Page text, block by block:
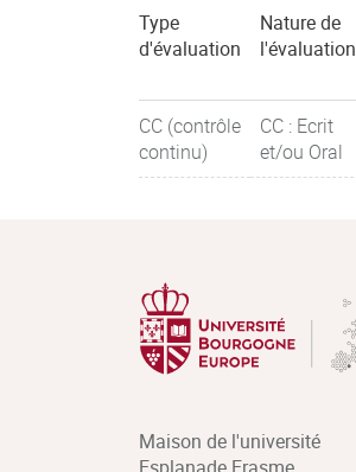
Type
d'évaluation
Nature de
l'évaluation
CC (contrôle
continu)
CC : Ecrit
et/ou Oral
Maison de l'université